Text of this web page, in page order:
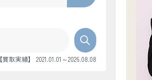
【買取実績】 2021.01.01～2026.08.08